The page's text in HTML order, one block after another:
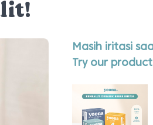
Masih iritasi
Try our